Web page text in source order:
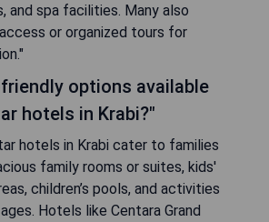
and spa facilities. Many also
or organized tours for
options available
hotels in Krabi?"
hotels in Krabi cater to families
family rooms or suites, kids'
children’s pools, and activities
Hotels like Centara Grand